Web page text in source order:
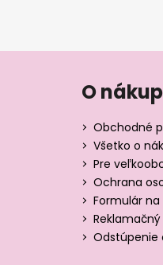
O
Obchodné
Všetko o
Pre
Ochrana
Formulár
Odstúpenie